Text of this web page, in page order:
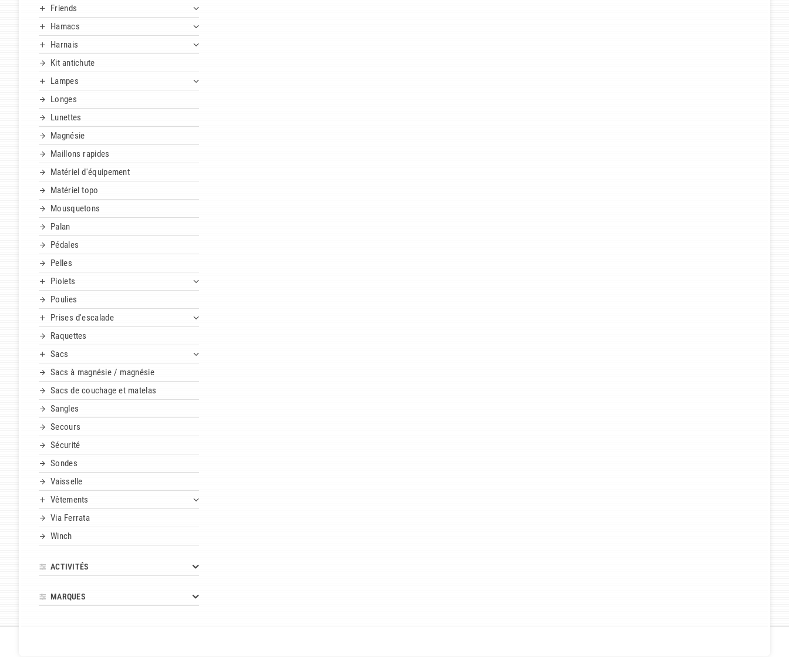
Friends
Hamacs
Harnais
Kit antichute
Lampes
Longes
Lunettes
Magnésie
Maillons rapides
Matériel d'équipement
Matériel topo
Mousquetons
Palan
Pédales
Pelles
Piolets
Poulies
Prises d'escalade
Raquettes
Sacs
Sacs à magnésie / magnésie
Sacs de couchage et matelas
Sangles
Secours
Sécurité
Sondes
Vaisselle
Vêtements
Via Ferrata
Winch
ACTIVITÉS
MARQUES